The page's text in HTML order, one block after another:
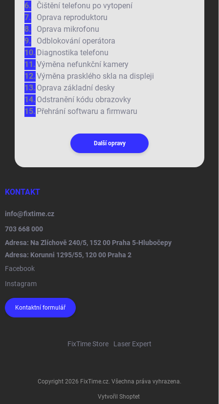
Čištění telefonu po vytopení
Oprava reproduktoru
Oprava mikrofonu
Odblokování operátora
Diagnostika telefonu
Výměna nefunkční kamery
Výměna prasklého skla na displeji
Oprava základní desky
Odstranění kódu obrazovky
Přehrání softwaru a firmwaru
Další opravy
KONTAKT
info@fixtime.cz
703 668 000
Adresa: Na Zlíchově 240/5, 152 00 Praha 5-Hlubočepy
Adresa: Korunni 1295/55, 120 00 Praha 2
Facebook
Instagram
Kontaktní formulář
FixTime Store Laser Expert
Vytvořil Shoptet
Copyright 2026 FixTime.cz . Všechna práva vyhrazena.